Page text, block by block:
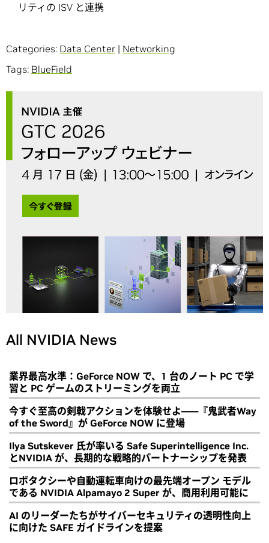
リティの ISV と連携
Categories: Data Center | Networking
Tags: BlueField
All NVIDIA News
業界最高水準：GeForce NOW で、1 台のノート PC で学
習と PC ゲームのストリーミングを両立
今すぐ至高の剣戟アクションを体験せよ――『鬼武者Way
of the Sword』が GeForce NOW に登場
Ilya Sutskever 氏が率いる Safe Superintelligence Inc.
とNVIDIA が、長期的な戦略的パートナーシップを発表
ロボタクシーや自動運転車向けの最先端オープン モデル
である NVIDIA Alpamayo 2 Super が、商用利用可能に
AI のリーダーたちがサイバーセキュリティの透明性向上
に向けた SAFE ガイドラインを提案